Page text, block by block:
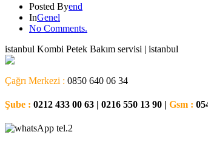
Posted Byend
InGenel
No Comments.
istanbul Kombi Petek Bakım servisi | istanbul
Çağrı Merkezi : 0850 640 06 34
Şube : 0212 433 00 63 | 0216 550 13 90 | Gsm :